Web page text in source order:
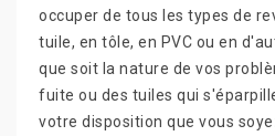
occuper de tous les types de
tuile, en tôle, en PVC ou en
que soit la nature de vos
fuite ou des tuiles qui
votre disposition que vous